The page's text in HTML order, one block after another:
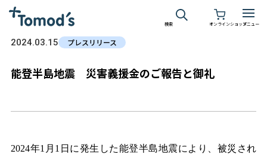
検索 オンラインショップメニュー
2024.03.15 プレスリリース
能登半島地震 災害義援金のご報告と御礼
2024年1月1日に発生した能登半島地震により、被災され